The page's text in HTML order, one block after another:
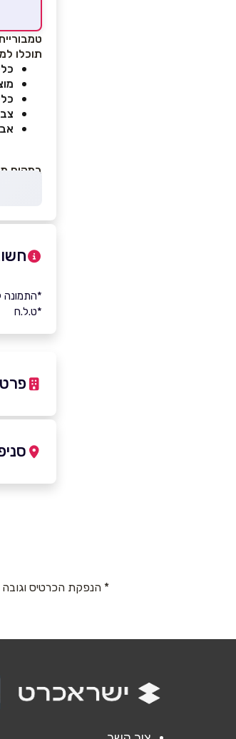
תוכלו
במקום
*ט.ל.ח
נושא*
אנא
* הנפקת הכרטיס